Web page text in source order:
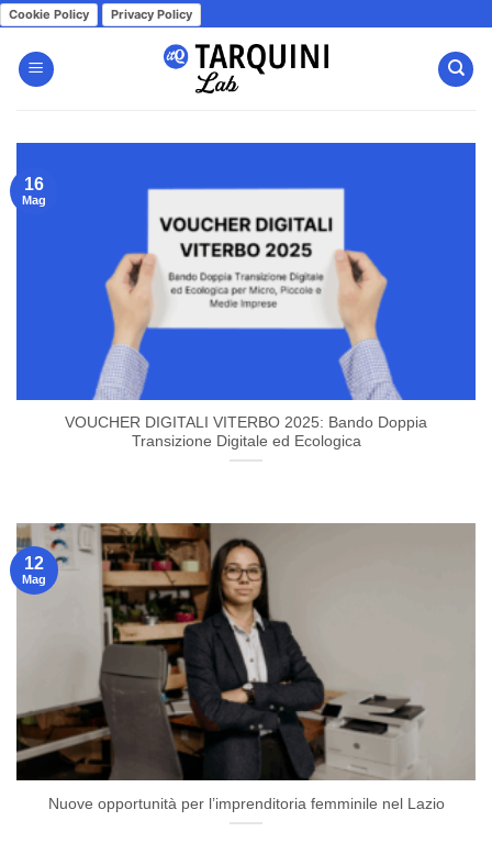
Cookie Policy Privacy Policy
ai
contenuti
VOUCHER DIGITALI VITERBO 2025: Bando Doppia
Transizione Digitale ed Ecologica
16
Mag
Nuove opportunità per l’imprenditoria femminile nel Lazio
12
Mag